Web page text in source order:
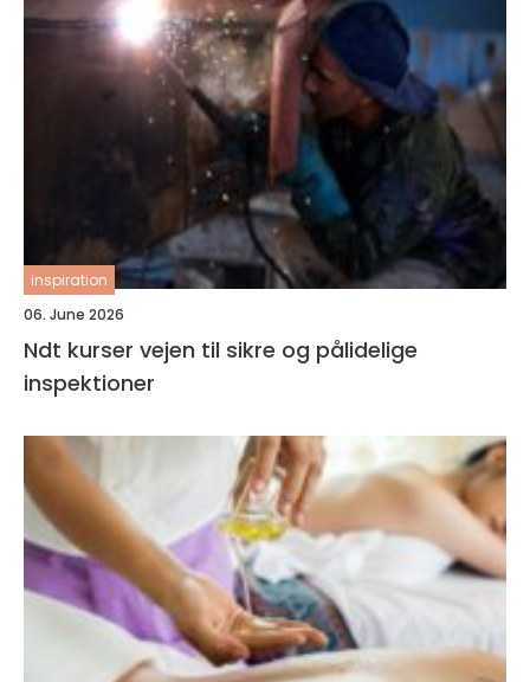
inspiration
06. June 2026
Ndt kurser vejen til sikre og pålidelige
inspektioner